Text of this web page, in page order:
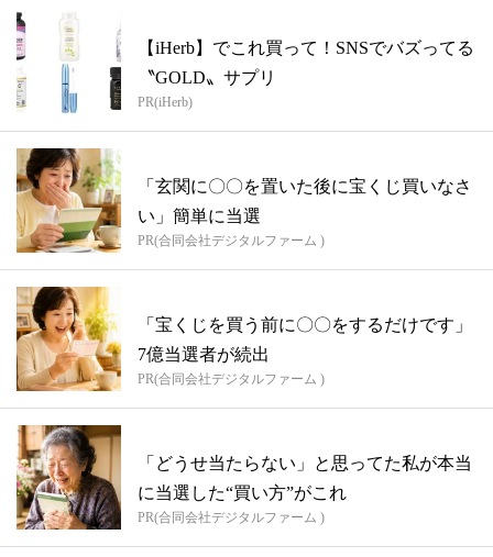
【iHerb】でこれ買って！SNSでバズってる
〝GOLD〟サプリ
PR(iHerb)
「玄関に〇〇を置いた後に宝くじ買いなさ
い」簡単に当選
PR(合同会社デジタルファーム )
「宝くじを買う前に〇〇をするだけです」
7億当選者が続出
PR(合同会社デジタルファーム )
「どうせ当たらない」と思ってた私が本当
に当選した“買い方”がこれ
PR(合同会社デジタルファーム )